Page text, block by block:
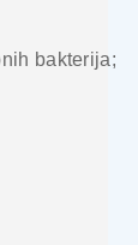
bakterija;